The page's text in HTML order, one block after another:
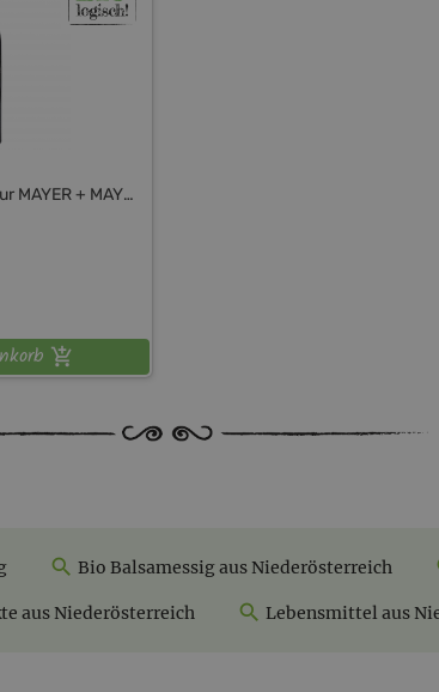
Balsamico-Manufaktur MAYER + MAYER
Bio Balsamessig aus Niederösterreich
aus Niederösterreich Lebensmittel aus